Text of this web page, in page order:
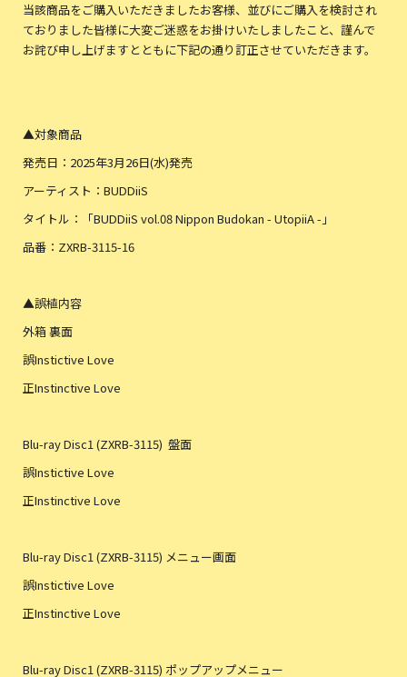
当該商品をご購入いただきましたお客様、並びにご購入を検討され
ておりました皆様に大変ご迷惑をお掛けいたしましたこと、謹んで
お詫び申し上げますとともに下記の通り訂正させていただきます。
▲対象商品
発売日：2025年3月26日(水)発売
アーティスト：BUDDiiS
タイトル：「BUDDiiS vol.08 Nippon Budokan - UtopiiA -」
品番：ZXRB-3115-16
▲誤植内容
外箱 裏面
誤Instictive Love
正Instinctive Love
Blu-ray Disc1 (ZXRB-3115) 盤面
誤Instictive Love
正Instinctive Love
Blu-ray Disc1 (ZXRB-3115) メニュー画面
誤Instictive Love
正Instinctive Love
Blu-ray Disc1 (ZXRB-3115) ポップアップメニュー